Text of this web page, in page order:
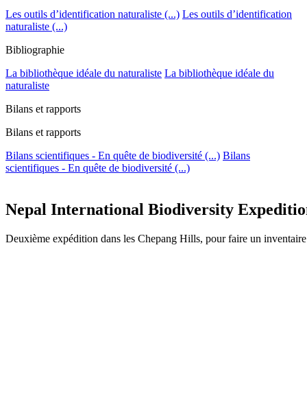
Les outils d’identification naturaliste (...) Les outils d’identification
naturaliste (...)
Bibliographie
La bibliothèque idéale du naturaliste La bibliothèque idéale du
naturaliste
Bilans et rapports
Bilans et rapports
Bilans scientifiques - En quête de biodiversité (...) Bilans
scientifiques - En quête de biodiversité (...)
Nepal International Biodiversity
Deuxième expédition dans les Chepang Hills, pour faire un